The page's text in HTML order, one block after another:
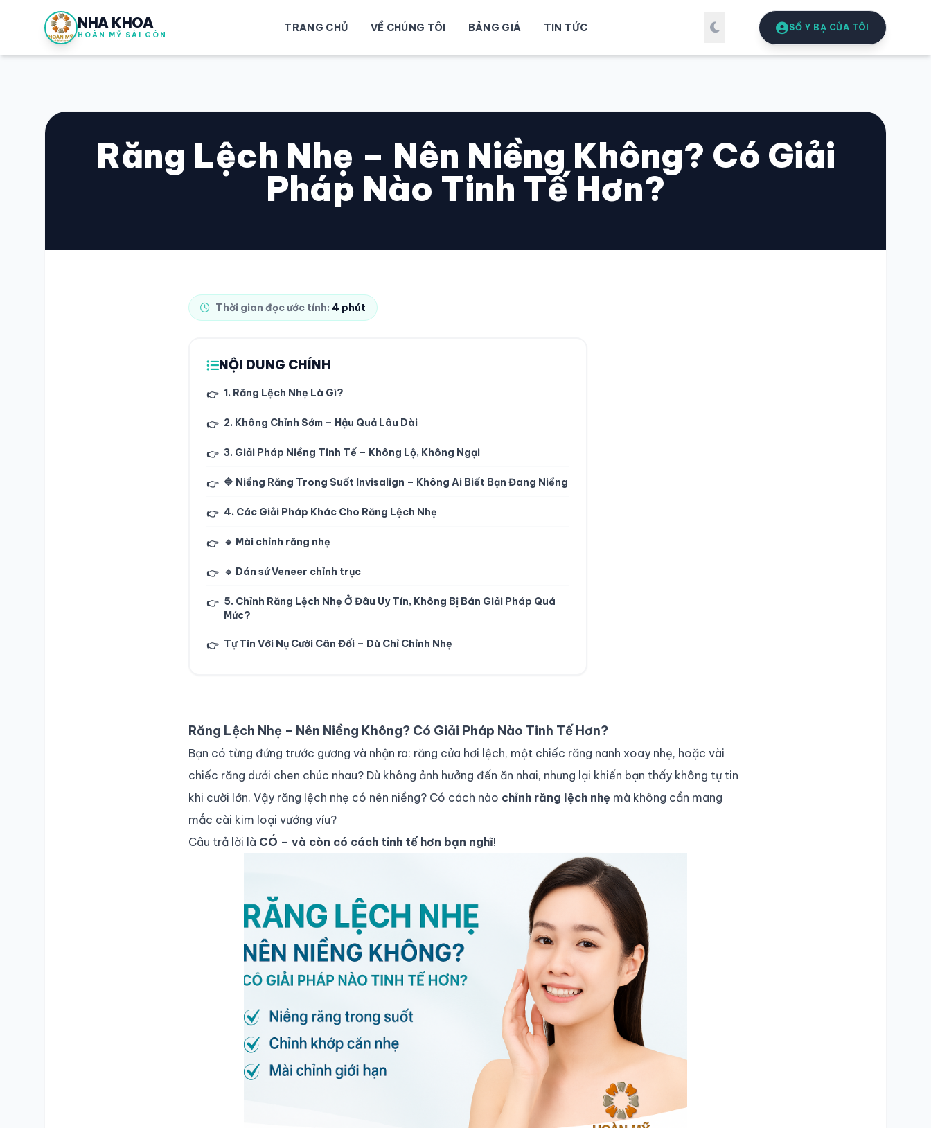
NHA KHOA
HOÀN MỸ SÀI GÒN
TRANG CHỦ VỀ CHÚNG TÔI BẢNG GIÁ TIN TỨC SỔ Y BẠ CỦA TÔI
Răng Lệch Nhẹ – Nên Niềng Không? Có Giải
Pháp Nào Tinh Tế Hơn?
Thời gian đọc ước tính: 4 phút
NỘI DUNG CHÍNH
👉 1. Răng Lệch Nhẹ Là Gì?
👉 2. Không Chỉnh Sớm – Hậu Quả Lâu Dài
👉 3. Giải Pháp Niềng Tinh Tế – Không Lộ, Không Ngại
👉 🔷 Niềng Răng Trong Suốt Invisalign – Không Ai Biết Bạn Đang Niềng
👉 4. Các Giải Pháp Khác Cho Răng Lệch Nhẹ
👉 🔹 Mài chỉnh răng nhẹ
👉 🔹 Dán sứ Veneer chỉnh trục
👉 5. Chỉnh Răng Lệch Nhẹ Ở Đâu Uy Tín, Không Bị Bán Giải Pháp Quá
Mức?
👉 Tự Tin Với Nụ Cười Cân Đối – Dù Chỉ Chỉnh Nhẹ
Răng Lệch Nhẹ – Nên Niềng Không? Có Giải Pháp Nào Tinh Tế Hơn?
Bạn có từng đứng trước gương và nhận ra: răng cửa hơi lệch, một chiếc răng nanh xoay nhẹ, hoặc vài
chiếc răng dưới chen chúc nhau? Dù không ảnh hưởng đến ăn nhai, nhưng lại khiến bạn thấy không tự tin
khi cười lớn. Vậy răng lệch nhẹ có nên niềng? Có cách nào chỉnh răng lệch nhẹ mà không cần mang
mắc cài kim loại vướng víu?
Câu trả lời là CÓ – và còn có cách tinh tế hơn bạn nghĩ!